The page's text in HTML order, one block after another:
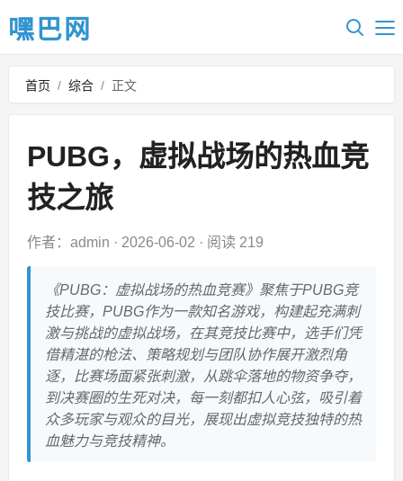
嘿巴网
首页 / 综合 / 正文
PUBG，虚拟战场的热血竞
技之旅
作者：admin · 2026-06-02 · 阅读 219
《PUBG：虚拟战场的热血竞赛》聚焦于PUBG竞
技比赛，PUBG作为一款知名游戏，构建起充满刺
激与挑战的虚拟战场，在其竞技比赛中，选手们凭
借精湛的枪法、策略规划与团队协作展开激烈角
逐，比赛场面紧张刺激，从跳伞落地的物资争夺，
到决赛圈的生死对决，每一刻都扣人心弦，吸引着
众多玩家与观众的目光，展现出虚拟竞技独特的热
血魅力与竞技精神。